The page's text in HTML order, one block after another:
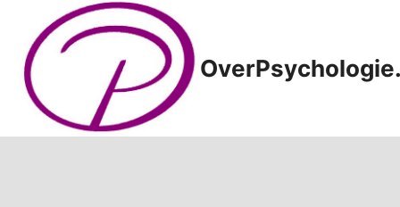
Doorgaan
inhoud